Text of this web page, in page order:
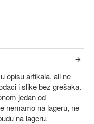
opisu artikala, ali ne
i slike bez grešaka.
jedan od
nemamo na lageru, ne
na lageru.